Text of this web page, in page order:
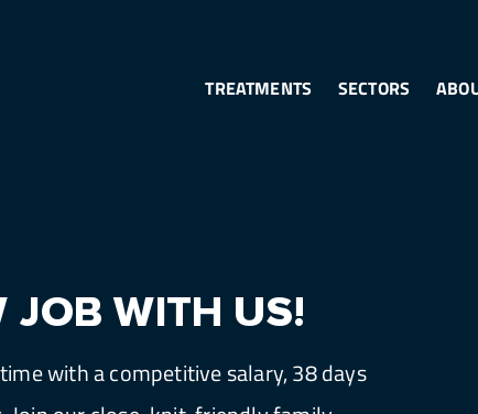
JOB WITH US!
with a competitive salary, 38 days
TREATMENTS SECTORS